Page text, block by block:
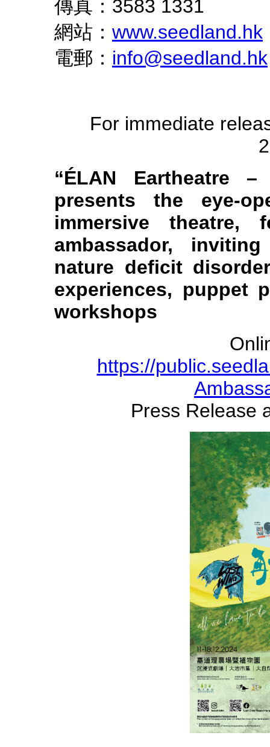
傳真：3583 1331
網站： www.seedland.hk
電郵： info@seedland.hk
For
23
“ÉLAN Eartheatre
presents the eye-
immersive theatre,
ambassador,
nature deficit
experiences, puppet
workshops
https://
Press Release